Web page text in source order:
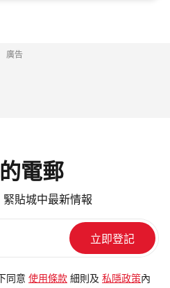
廣告
電郵
緊貼城中最新情報
同意 使用條款 細則及 私隱政策 內